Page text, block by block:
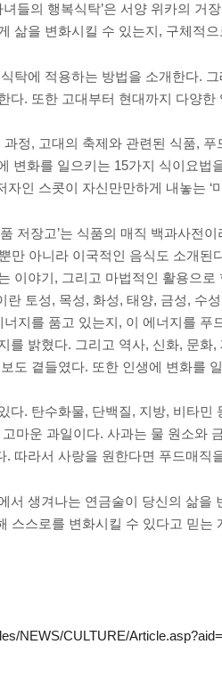
녀들의 행복식탁’은 서양 위카의
삶을 변화시킬 수 있는지, 구체적
탁에 적용하는 방법을 소개한다.
다. 또한 고대부터 현대까지 다양
정, 고대의 축제와 관련된 식품,
변화를 일으키는 15가지 식이요
인 스콧이 자신만만하게 내놓는 ‘
저장고’는 식품의 매직 백과사전
만 아니라 이국적인 음식도 소개
이야기, 그리고 마법적인 활용으
란 토성, 목성, 화성, 태양, 금성, 수
지를 품고 있는지, 이 에너지를
를 밝혔다. 그리고 역사, 신화, 문
도 곁들였다. 또한 인생에 변화를
다. 탄수화물, 단백질, 지방, 비타
고마운 과일이다. 사과는 물 원소
. 따라서 사랑을 원한다면 푸드매직
서 생겨나는 연금술이 당신의 삶을
스스로를 변화시킬 수 있다고 믿는
NEWS/CULTURE/